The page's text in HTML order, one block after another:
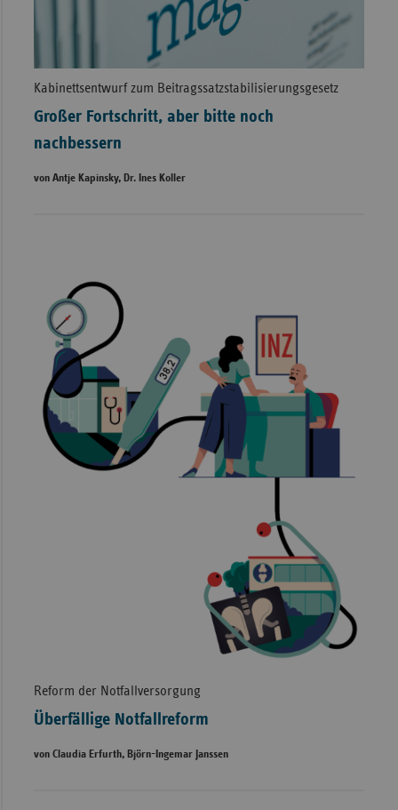
Kabinettsentwurf zum Beitragssatzstabilisierungsgesetz
Großer Fortschritt, aber bitte noch
nachbessern
von Antje Kapinsky, Dr. Ines Koller
Reform der Notfallversorgung
Überfällige Notfallreform
von Claudia Erfurth, Björn-Ingemar Janssen